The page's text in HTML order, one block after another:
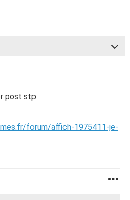
post stp:
forum/affich-1975411-je-